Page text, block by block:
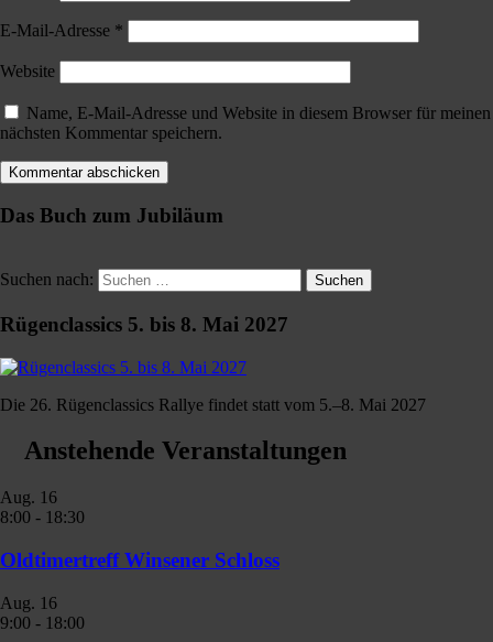
E-Mail-Adresse *
Website
Name, E-Mail-Adresse und Website in diesem Browser für meinen
nächsten Kommentar speichern.
Das Buch zum Jubiläum
Suchen nach: Suchen
Rügenclassics 5. bis 8. Mai 2027
Die 26. Rügenclassics Rallye findet statt vom 5.–8. Mai 2027
Anstehende Veranstaltungen
Aug. 16
8:00 - 18:30
Oldtimertreff Winsener Schloss
Aug. 16
9:00 - 18:00